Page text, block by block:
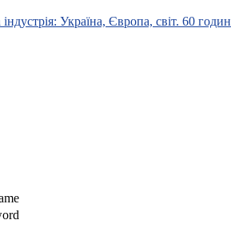
Україна, Європа, світ. 60 годин